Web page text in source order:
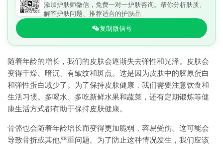
添加护肤师微信，免费一对一护肤咨询。帮你分析肤质、
解答护肤问题、推荐适合的护肤品
复制微信号
随着年龄的增长，我们的皮肤会逐渐失去弹性和光泽。皮肤会
变得干燥、暗沉、有皱纹和斑点。这是因为皮肤中的胶原蛋白
和弹性蛋白减少了。为了保持皮肤健康，我们需要注意饮食和
生活习惯。多喝水、多吃新鲜水果和蔬菜，还有定期锻炼等健
康生活方式都有助于保持皮肤健康。
骨骼也会随着年龄增长而变得更加脆弱，容易受伤。这可能会
导致骨折或其他严重问题。为了防止这种情况发生，我们应该